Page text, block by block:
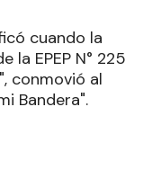
cuando la
la EPEP N° 225
conmovió al
Bandera".